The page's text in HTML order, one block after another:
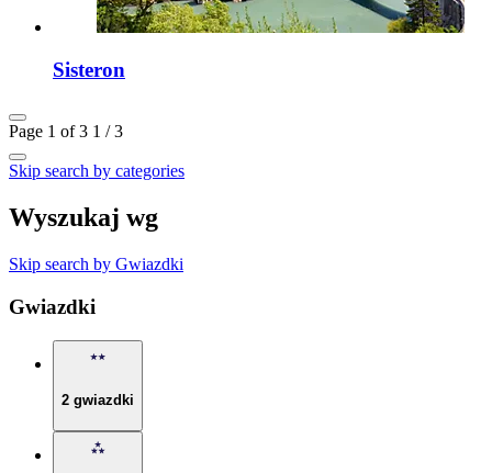
Sisteron
Page 1 of 3 1 / 3
Skip search by categories
Wyszukaj wg
Skip search by Gwiazdki
Gwiazdki
2 gwiazdki